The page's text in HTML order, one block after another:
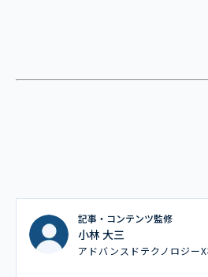
記事・コンテンツ監修
小林 大三
アドバンスドテクノロジ